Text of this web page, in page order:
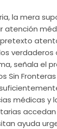
la mera
atención
verdaderos
señala el
Sin
médicas y
accedan
ayuda